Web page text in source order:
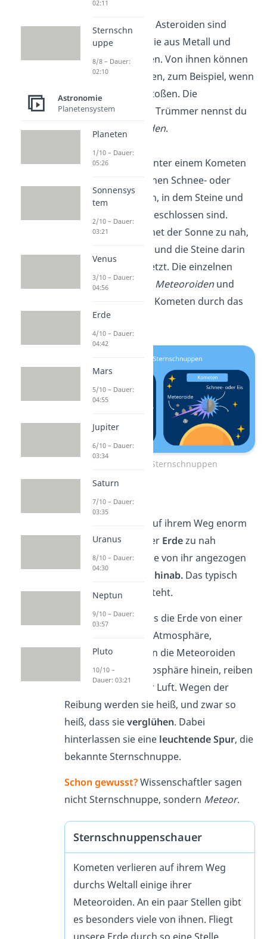
aus Asteroiden:
Asteroiden sind
Kleinplaneten, die aus Metall und
Gestein bestehen. Von ihnen können
Stücke abbrechen, zum Beispiel, wenn
sie zusammenstoßen. Die
abgebrochenen Trümmer nennst du
dann
Meteoroiden.
ausKometen:
Unter einem Kometen
kannst du dir einen Schnee- oder
Eisball vorstellen, in dem Steine und
auch Staub eingeschlossen sind.
Kommt der Komet der Sonne zu nah,
schmilzt das Eis und die Steine darin
werden freigesetzt. Die einzelnen
Steine sind jetzt Meteoroidenund
fliegen mit dem Kometen durch das
All.
Entstehung Sternschnuppen
Meteoroiden sind auf ihrem Weg enorm
schnell. Wenn sie der Erdezu nah
kommen, werden sie von ihr angezogen
hinab. Das typisch
helle Leuchten entsteht.
Das liegt daran, dass die Erde von einer
Art Luftschicht, der Atmosphäre,
umgeben ist. Fliegen die Meteoroiden
also nun in die Atmosphäre hinein, reiben
sie sich stark an der Luft. Wegen der
Reibung werden sie heiß, und zwar so
heiß, dass sieverglühen. Dabei
hinterlassen sie eine leuchtende Spur, die
bekannte Sternschnuppe.
Schon gewusst?Wissenschaftler sagen
nicht Sternschnuppe, sondern Meteor.
Sternschnuppenschauer
Kometen verlieren auf ihrem Weg
durchs Weltall einige ihrer
Meteoroiden. An ein paar Stellen gibt
es besonders viele von ihnen. Fliegt
02:11
Sternschn
uppe
8/8 – Dauer:
02:10
Astronomie
Planetensystem
Planeten
1/10 – Dauer:
05:26
Sonnensys
tem
2/10 – Dauer:
03:21
Venus
3/10 – Dauer:
04:56
Erde
4/10 – Dauer:
04:42
Mars
5/10 – Dauer:
04:55
Jupiter
6/10 – Dauer:
03:34
Saturn
7/10 – Dauer:
03:35
Uranus
8/10 – Dauer:
04:30
Neptun
9/10 – Dauer:
03:57
Pluto
10/10 –
Dauer: 03:21